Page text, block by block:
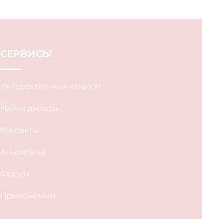
СЕРВИСЫ
Интерактивный каталог
Найти дилера
Контакты
Аналитика
Форум
Приложения